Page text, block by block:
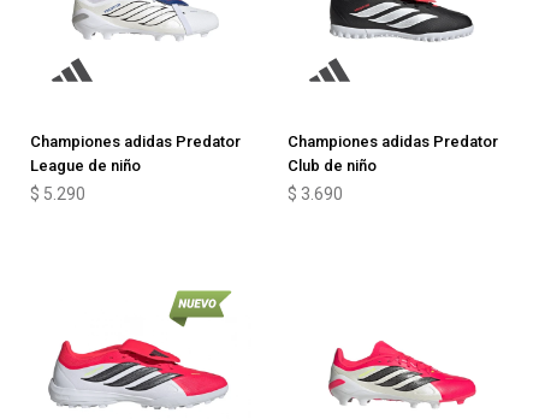
Championes adidas Predator
League de niño
$ 5.290
Championes adidas Predator
Club de niño
$ 3.690